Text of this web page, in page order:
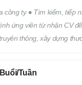
ty ● Tìm kiếm, tiếp
ứng viên từ nhận CV
thông, xây dựng
Tuần